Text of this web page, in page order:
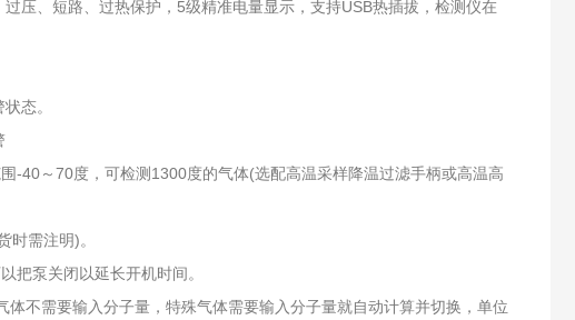
压、短路、过热保护，5级精准电量显示，支持USB热插拔，检测仪在
态。
-40～70度，可检测1300度的气体(选配高温采样降温过滤手柄或高温高
时需注明)。
把泵关闭以延长开机时间。
不需要输入分子量，特殊气体需要输入分子量就自动计算并切换，单位